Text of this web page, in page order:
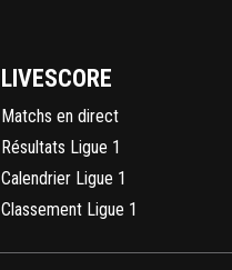
LIVESCORE
Matchs en direct
Résultats Ligue 1
Calendrier Ligue 1
Classement Ligue 1